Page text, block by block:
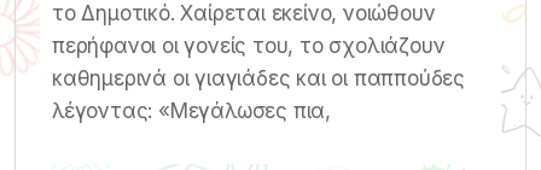
το Δημοτικό. Χαίρεται εκείνο, νοιώθουν
περήφανοι οι γονείς του, το σχολιάζουν
καθημερινά οι γιαγιάδες και οι παππούδες
λέγοντας: «Μεγάλωσες πια,